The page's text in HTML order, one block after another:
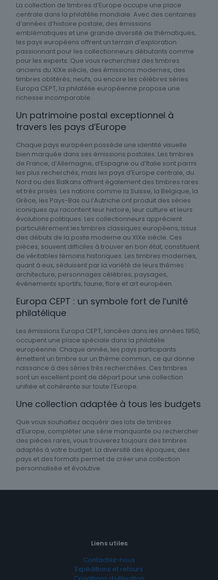
La collection de timbres d’Europe occupe une place
centrale dans la philatélie mondiale. Avec des centaines
d’années d’histoire postale, des émissions
emblématiques et une grande diversité de thématiques,
les pays européens offrent un terrain d’exploration
passionnant pour les collectionneurs débutants comme
pour les experts. Que vous recherchiez des timbres
anciens du XIXe siècle, des émissions modernes, des
timbres oblitérés, neufs, ou encore les célèbres séries
Europa CEPT, la philatélie européenne propose une
richesse incomparable.
Un patrimoine postal exceptionnel à
travers les pays d’Europe
Chaque pays européen possède une identité visuelle
bien marquée dans ses émissions postales. Les timbres
de France, d’Allemagne, d’Espagne ou d’Italie sont parmi
les plus recherchés, mais les pays d’Europe centrale, du
Nord ou des Balkans offrent également des timbres rares
et très prisés. Les nations comme la Suisse, la Belgique, la
Grèce, les Pays-Bas ou l’Autriche ont produit des séries
iconiques qui racontent leur histoire, leur culture et leurs
évolutions politiques. Les collectionneurs apprécient
particulièrement les timbres classiques européens, issus
des débuts de la poste moderne au XIXe siècle. Ces
pièces, souvent difficiles à trouver en bon état, constituent
de véritables témoins historiques. Les timbres modernes,
quant à eux, séduisent par la variété de leurs thèmes :
architecture, personnages célèbres, paysages,
événements sportifs, faune, flore et art européen.
Europa CEPT : un symbole fort de l’unité
philatélique
Les émissions Europa CEPT, lancées dans les années 1950,
occupent une place spéciale dans la philatélie
européenne. Chaque année, les pays participants
émettent un timbre sur un thème commun, ce qui donne
naissance à des séries très recherchées. Ces timbres
sont un excellent point de départ pour une collection
unifiée et cohérente sur toute l’Europe.
Une collection adaptée à tous les budgets
Que vous souhaitiez acquérir des lots de timbres
d’Europe, compléter une série manquante ou rechercher
des pièces rares, vous trouverez toujours des timbres
adaptés à votre budget. La diversité des époques, des
pays et des formats permet de créer une collection
personnalisée et évolutive.
Liens utiles
Contactez-nous
Expéditions et retours